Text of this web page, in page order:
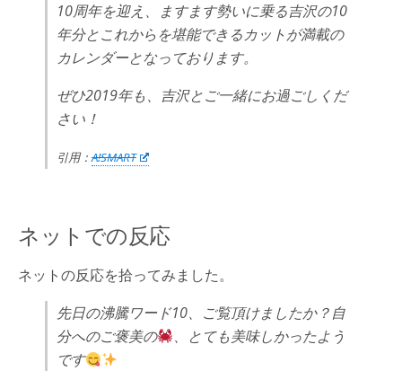
10周年を迎え、ますます勢いに乗る吉沢の10
年分とこれからを堪能できるカットが満載の
カレンダーとなっております。
ぜひ2019年も、吉沢とご一緒にお過ごしくだ
さい！
引用：A!SMART
ネットでの反応
ネットの反応を拾ってみました。
先日の沸騰ワード10、ご覧頂けましたか？自
分へのご褒美の
、とても美味しかったよう
です